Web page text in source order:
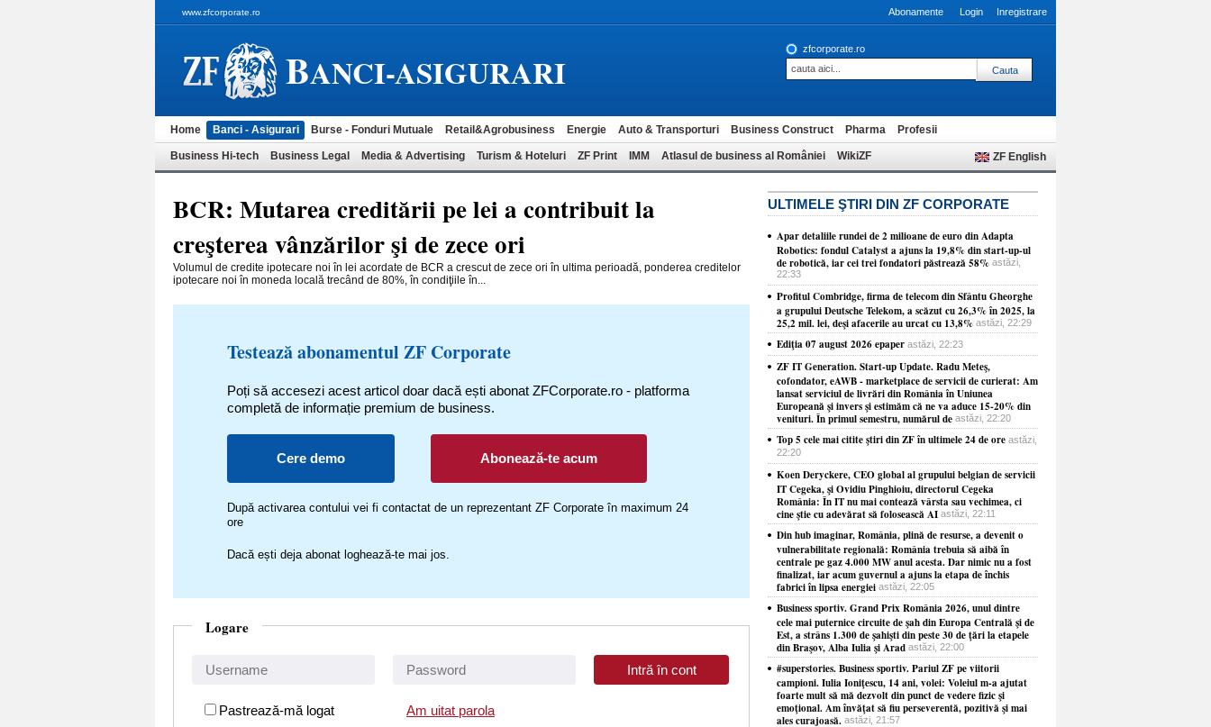
www.zfcorporate.ro Abonamente Login Inregistrare
BANCI-ASIGURARI
zfcorporate.ro
Home Banci - Asigurari Burse - Fonduri Mutuale Retail&Agrobusiness Energie Auto & Transporturi Business Construct Pharma Profesii
Business Hi-tech Business Legal Media & Advertising Turism & Hoteluri ZF Print IMM Atlasul de business al României WikiZF ZF English
BCR: Mutarea creditării pe lei a contribuit la
creşterea vânzărilor şi de zece ori
Volumul de credite ipotecare noi în lei acordate de BCR a crescut de zece ori în ultima perioadă, ponderea creditelor
ipotecare noi în moneda locală trecând de 80%, în condiţiile în...
Testează abonamentul ZF Corporate
Poți să accesezi acest articol doar dacă ești abonat ZFCorporate.ro - platforma
completă de informație premium de business.
Cere demo Abonează-te acum
După activarea contului vei fi contactat de un reprezentant ZF Corporate în maximum 24
ore
Dacă ești deja abonat loghează-te mai jos.
Logare
Pastrează-mă logat Am uitat parola
ULTIMELE ŞTIRI DIN ZF CORPORATE
Apar detaliile rundei de 2 milioane de euro din Adapta
Robotics: fondul Catalyst a ajuns la 19,8% din start-up-ul
de robotică, iar cei trei fondatori păstrează 58% astăzi,
22:33
Profitul Combridge, firma de telecom din Sfântu Gheorghe
a grupului Deutsche Telekom, a scăzut cu 26,3% în 2025, la
25,2 mil. lei, deşi afacerile au urcat cu 13,8% astăzi, 22:29
Ediţia 07 august 2026 epaper astăzi, 22:23
ZF IT Generation. Start-up Update. Radu Meteş,
cofondator, eAWB - marketplace de servicii de curierat: Am
lansat serviciul de livrări din România în Uniunea
Europeană şi invers şi estimăm că ne va aduce 15-20% din
venituri. În primul semestru, numărul de astăzi, 22:20
Top 5 cele mai citite ştiri din ZF în ultimele 24 de ore astăzi,
22:20
Koen Deryckere, CEO global al grupului belgian de servicii
IT Cegeka, şi Ovidiu Pinghioiu, directorul Cegeka
România: În IT nu mai contează vârsta sau vechimea, ci
cine ştie cu adevărat să folosească AI astăzi, 22:11
Din hub imaginar, România, plină de resurse, a devenit o
vulnerabilitate regională: România trebuia să aibă în
centrale pe gaz 4.000 MW anul acesta. Dar nimic nu a fost
finalizat, iar acum guvernul a ajuns la etapa de închis
fabrici în lipsa energiei astăzi, 22:05
Business sportiv. Grand Prix România 2026, unul dintre
cele mai puternice circuite de şah din Europa Centrală şi de
Est, a strâns 1.300 de şahişti din peste 30 de ţări la etapele
din Braşov, Alba Iulia şi Arad astăzi, 22:00
#superstories. Business sportiv. Pariul ZF pe viitorii
campioni. Iulia Ioniţescu, 14 ani, volei: Voleiul m-a ajutat
foarte mult să mă dezvolt din punct de vedere fizic şi
emoţional. Am învăţat să fiu perseverentă, pozitivă şi mai
ales curajoasă. astăzi, 21:57